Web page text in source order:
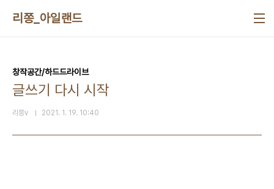
리쫑_아일랜드
창작공간/하드드라이브
글쓰기 다시 시작
리쫑v 2021. 1. 19. 10:40